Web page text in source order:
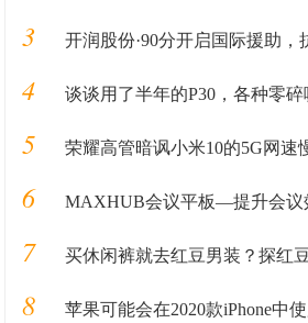
3 开润股份·90分开启国际援助，
4 谈谈用了半年的P30，各种零碎
5 荣耀高管暗讽小米10的5G网速慢！下载速
6 MAXHUB会议平板—提升会议
7 买休闲裤就去红豆男装？探红豆
8 苹果可能会在2020款iPhone中